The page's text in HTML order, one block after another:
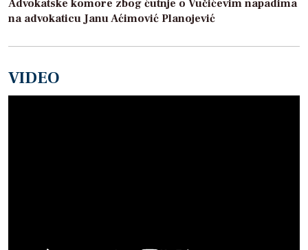
Advokatske komore zbog ćutnje o Vučićevim napadima
na advokaticu Janu Aćimović Planojević
VIDEO